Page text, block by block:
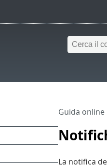
Guida online
La notifica